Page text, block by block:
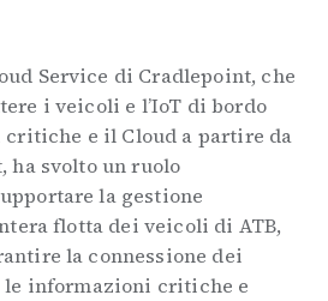
Service di Cradlepoint, che
i veicoli e l’IoT di bordo
e il Cloud a partire da
ha svolto un ruolo
la gestione
flotta dei veicoli di ATB,
la connessione dei
informazioni critiche e